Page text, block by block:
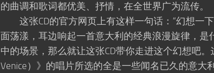
的曲调和歌词都优美、抒情，在全世界广为流传。
这张CD的官方网页上有这样一句话：“幻想一
面荡漾，耳边响起一首意大利的经典浪漫旋律，是
中的场景，那么就让这张CD带你走进这个幻想吧
Venice）》的唱片所选的全是一些闻名已久的意大